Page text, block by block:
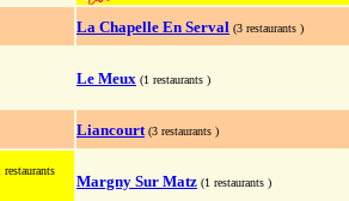
La Chapelle En Serval (3 restaurants )
Le Meux (1 restaurants )
Liancourt (3 restaurants )
restaurants
Margny Sur Matz (1 restaurants )